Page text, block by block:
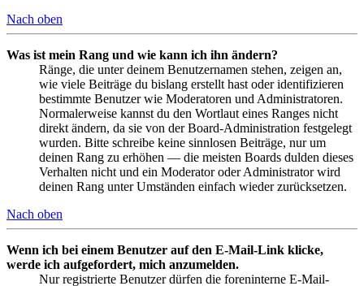
Nach oben
Was ist mein Rang und wie kann ich ihn ändern?
Ränge, die unter deinem Benutzernamen stehen, zeigen an,
wie viele Beiträge du bislang erstellt hast oder identifizieren
bestimmte Benutzer wie Moderatoren und Administratoren.
Normalerweise kannst du den Wortlaut eines Ranges nicht
direkt ändern, da sie von der Board-Administration festgelegt
wurden. Bitte schreibe keine sinnlosen Beiträge, nur um
deinen Rang zu erhöhen — die meisten Boards dulden dieses
Verhalten nicht und ein Moderator oder Administrator wird
deinen Rang unter Umständen einfach wieder zurücksetzen.
Nach oben
Wenn ich bei einem Benutzer auf den E-Mail-Link klicke,
werde ich aufgefordert, mich anzumelden.
Nur registrierte Benutzer dürfen die foreninterne E-Mail-